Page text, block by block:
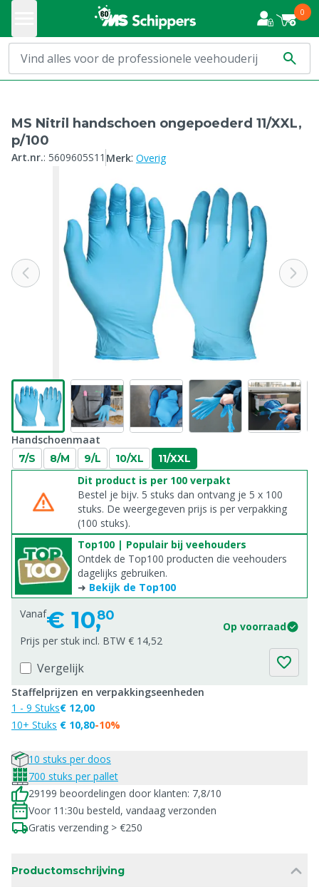
0
MS Nitril handschoen ongepoederd 11/XXL,
p/100
Art.nr.: 5609605S11 Merk: Overig
Handschoenmaat
7/S 8/M 9/L 10/XL 11/XXL
Dit product is per 100 verpakt
Bestel je bijv. 5 stuks dan ontvang je 5 x 100
stuks. De weergegeven prijs is per verpakking
(100 stuks).
Top100 | Populair bij veehouders
Ontdek de Top100 producten die veehouders
dagelijks gebruiken.
➜ Bekijk de Top100
Vanaf€ 10,80
Op voorraad
Prijs per stuk incl. BTW € 14,52
Vergelijk
Staffelprijzen en verpakkingseenheden
1 - 9 Stuks
10+ Stuks
€ 12,00
€ 10,80-10%
10 stuks per doos
700 stuks per pallet
29199 beoordelingen door klanten: 7,8/10
Voor 11:30u besteld, vandaag verzonden
Gratis verzending > €250
Productomschrijving